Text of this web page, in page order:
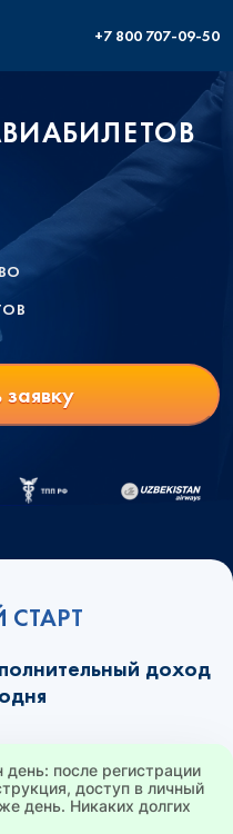
+7 800 707-09-50
СТАРТ
доход
после регистрации
доступ в личный
день. Никаких долгих